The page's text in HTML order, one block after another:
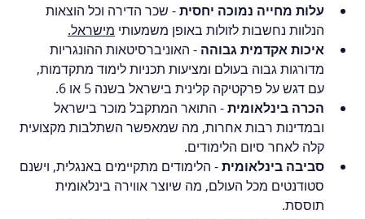
עלות מחייה נמוכה יחסית - שכר הדירה וכל הוצאות
הנלוות נחשבות לזולות באופן משמעותי מישראל.
איכות אקדמית גבוהה - האוניברסיטאות ההונגריות
מדורגות גבוה בעולם ומציעות תכניות לימוד מתקדמות,
עם דגש על פרקטיקה קלינית בישראל בשנה 5 או 6.
הכרה בינלאומית - התואר המתקבל מוכר בישראל
ובמדינות רבות אחרות, מה שמאפשר השתלבות מקצועית
קלה לאחר סיום הלימודים.
סביבה בינלאומית - הלימודים מתקיימים באנגלית, וישנם
סטודנטים מכל העולם, מה שיוצר אווירה בינלאומית
תוססת.